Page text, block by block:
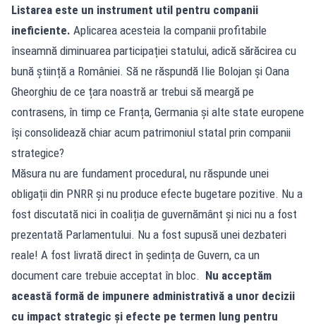
Listarea este un instrument util pentru companii
ineficiente. Aplicarea acesteia la companii profitabile
înseamnă diminuarea participației statului, adică sărăcirea cu
bună știință a României. Să ne răspundă Ilie Bolojan și Oana
Gheorghiu de ce țara noastră ar trebui să meargă pe
contrasens, în timp ce Franța, Germania și alte state europene
își consolidează chiar acum patrimoniul statal prin companii
strategice?
Măsura nu are fundament procedural, nu răspunde unei
obligații din PNRR și nu produce efecte bugetare pozitive. Nu a
fost discutată nici în coaliția de guvernământ și nici nu a fost
prezentată Parlamentului. Nu a fost supusă unei dezbateri
reale! A fost livrată direct în ședința de Guvern, ca un
document care trebuie acceptat în bloc. Nu acceptăm
această formă de impunere administrativă a unor decizii
cu impact strategic și efecte pe termen lung pentru